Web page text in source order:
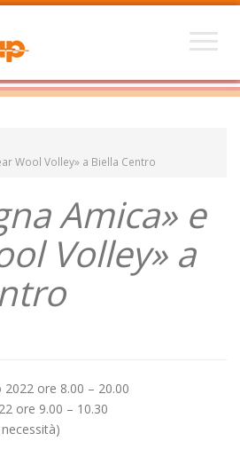
Wool Volley» a Biella Centro
Amica» e
Volley» a
ore 8.00 – 20.00
ore 9.00 – 10.30